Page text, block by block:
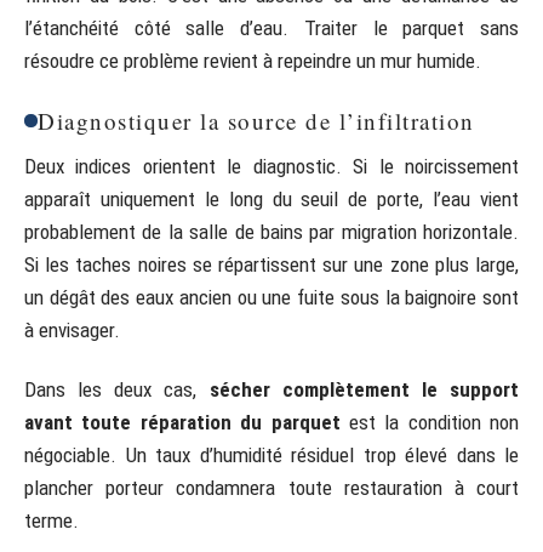
l’étanchéité côté salle d’eau. Traiter le parquet sans
résoudre ce problème revient à repeindre un mur humide.
Diagnostiquer la source de l’infiltration
Deux indices orientent le diagnostic. Si le noircissement
apparaît uniquement le long du seuil de porte, l’eau vient
probablement de la salle de bains par migration horizontale.
Si les taches noires se répartissent sur une zone plus large,
un dégât des eaux ancien ou une fuite sous la baignoire sont
à envisager.
Dans les deux cas, sécher complètement le support
avant toute réparation du parquet est la condition non
négociable. Un taux d’humidité résiduel trop élevé dans le
plancher porteur condamnera toute restauration à court
terme.